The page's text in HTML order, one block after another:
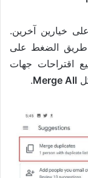
خيارين آخرين.
طريق الضغط على
اقتراحات جهات
Merge All
.